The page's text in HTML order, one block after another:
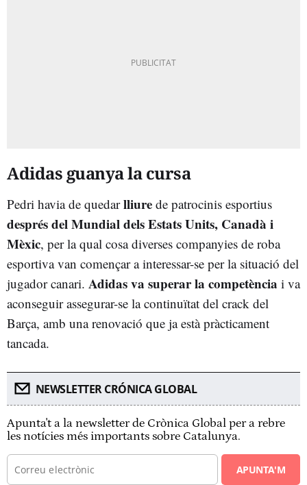
Adidas guanya la cursa
Pedri havia de quedarlliure de patrocinis esportius
després del Mundial dels Estats Units, Canadà i
Mèxic, per la qual cosa diverses companyies de roba
esportiva van començar a interessar-se per la situació del
jugador canari. Adidas va superar la competència i va
aconseguir assegurar-se la continuïtat del crack del
Barça, amb una renovació que ja està pràcticament
tancada.
NEWSLETTER CRÓNICA GLOBAL
Apunta't a la newsletter de Crònica Global per a rebre
les notícies més importants sobre Catalunya.
APUNTA'M